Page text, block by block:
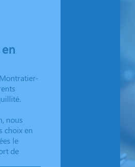
nous
choix en
le
de